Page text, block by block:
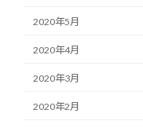
2020年5月
2020年4月
2020年3月
2020年2月